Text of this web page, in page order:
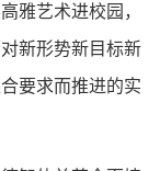
雅艺术进校园，
新形势新目标新
要求而推进的实